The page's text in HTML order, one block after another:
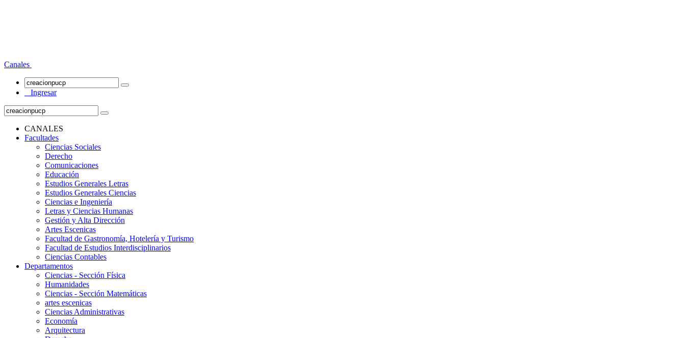
Canales
Ingresar
CANALES
Facultades
Ciencias Sociales
Derecho
Comunicaciones
Educación
Estudios Generales Letras
Estudios Generales Ciencias
Ciencias e Ingeniería
Letras y Ciencias Humanas
Gestión y Alta Dirección
Artes Escenicas
Facultad de Gastronomía, Hotelería y Turismo
Facultad de Estudios Interdisciplinarios
Ciencias Contables
Departamentos
Ciencias - Sección Física
Humanidades
Ciencias - Sección Matemáticas
artes escenicas
Ciencias Administrativas
Economía
Arquitectura